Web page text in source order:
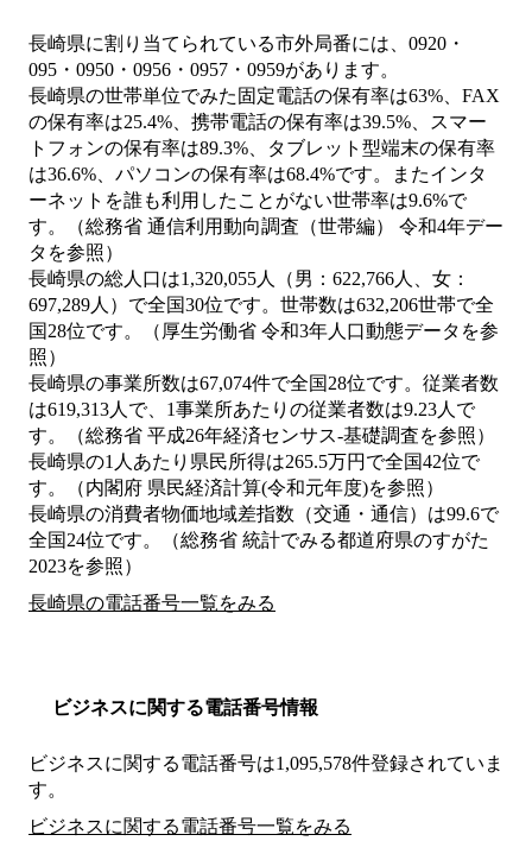
長崎県に割り当てられている市外局番には、0920・
095・0950・0956・0957・0959があります。
長崎県の世帯単位でみた固定電話の保有率は63%、FAX
の保有率は25.4%、携帯電話の保有率は39.5%、スマー
トフォンの保有率は89.3%、タブレット型端末の保有率
は36.6%、パソコンの保有率は68.4%です。またインタ
ーネットを誰も利用したことがない世帯率は9.6%で
す。（総務省 通信利用動向調査（世帯編） 令和4年デー
タを参照）
長崎県の総人口は1,320,055人（男：622,766人、女：
697,289人）で全国30位です。世帯数は632,206世帯で全
国28位です。（厚生労働省 令和3年人口動態データを参
照）
長崎県の事業所数は67,074件で全国28位です。従業者数
は619,313人で、1事業所あたりの従業者数は9.23人で
す。（総務省 平成26年経済センサス‐基礎調査を参照）
長崎県の1人あたり県民所得は265.5万円で全国42位で
す。（内閣府 県民経済計算(令和元年度)を参照）
長崎県の消費者物価地域差指数（交通・通信）は99.6で
全国24位です。（総務省 統計でみる都道府県のすがた
2023を参照）
長崎県の電話番号一覧をみる
ビジネスに関する電話番号情報
ビジネスに関する電話番号は1,095,578件登録されていま
す。
ビジネスに関する電話番号一覧をみる